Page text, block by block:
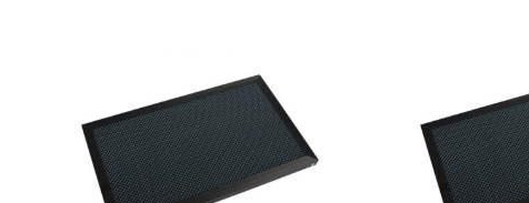
оцинкованное железо